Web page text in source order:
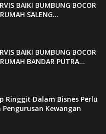
BAIKI BUMBUNG BOCOR
SALENG...
BAIKI BUMBUNG BOCOR
BANDAR PUTRA...
Ringgit Dalam Bisnes Perlu
Pengurusan Kewangan